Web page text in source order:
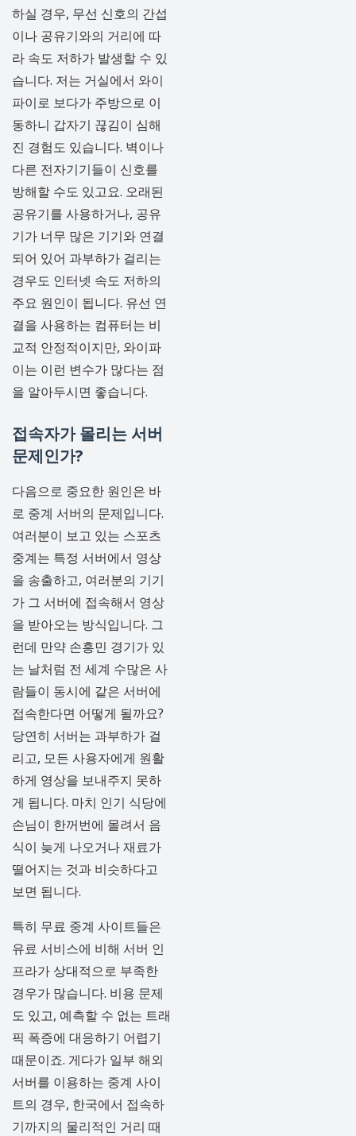
하실 경우, 무선 신호의 간섭
이나 공유기와의 거리에 따
라 속도 저하가 발생할 수 있
습니다. 저는 거실에서 와이
파이로 보다가 주방으로 이
동하니 갑자기 끊김이 심해
진 경험도 있습니다. 벽이나
다른 전자기기들이 신호를
방해할 수도 있고요. 오래된
공유기를 사용하거나, 공유
기가 너무 많은 기기와 연결
되어 있어 과부하가 걸리는
경우도 인터넷 속도 저하의
주요 원인이 됩니다. 유선 연
결을 사용하는 컴퓨터는 비
교적 안정적이지만, 와이파
이는 이런 변수가 많다는 점
을 알아두시면 좋습니다.
접속자가 몰리는 서버
문제인가?
다음으로 중요한 원인은 바
로 중계 서버의 문제입니다.
여러분이 보고 있는 스포츠
중계는 특정 서버에서 영상
을 송출하고, 여러분의 기기
가 그 서버에 접속해서 영상
을 받아오는 방식입니다. 그
런데 만약 손흥민 경기가 있
는 날처럼 전 세계 수많은 사
람들이 동시에 같은 서버에
접속한다면 어떻게 될까요?
당연히 서버는 과부하가 걸
리고, 모든 사용자에게 원활
하게 영상을 보내주지 못하
게 됩니다. 마치 인기 식당에
손님이 한꺼번에 몰려서 음
식이 늦게 나오거나 재료가
떨어지는 것과 비슷하다고
보면 됩니다.
특히 무료 중계 사이트들은
유료 서비스에 비해 서버 인
프라가 상대적으로 부족한
경우가 많습니다. 비용 문제
도 있고, 예측할 수 없는 트래
픽 폭증에 대응하기 어렵기
때문이죠. 게다가 일부 해외
서버를 이용하는 중계 사이
트의 경우, 한국에서 접속하
기까지의 물리적인 거리 때